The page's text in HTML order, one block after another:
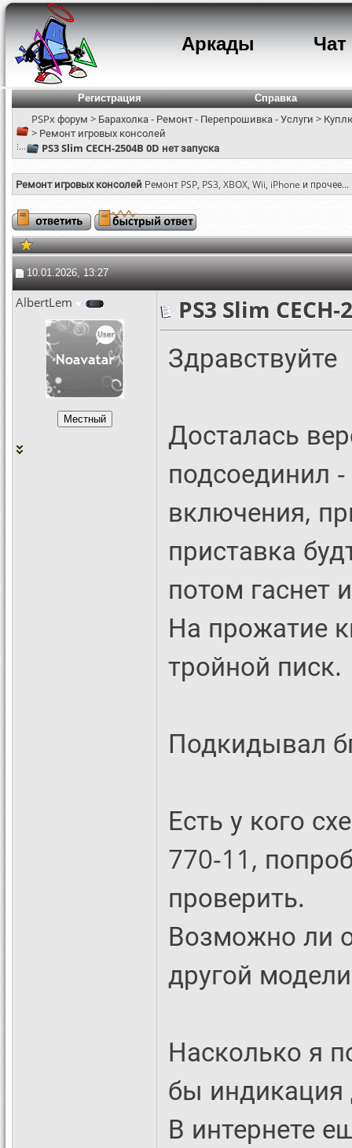
Аркады Чат
Регистрация Справка
PSPx форум > Барахолка - Ремонт - Перепрошивка - Услуги >
> Ремонт игровых консолей
PS3 Slim CECH-2504B 0D нет запуска
Ремонт игровых консолей Ремонт PSP, PS3, XBOX, Wii, iPhone и прочее...
10.01.2026, 13:27
AlbertLem PS3 Slim CECH-
Здравствуйте
Досталась
подсоединил
включения,
приставка
потом гаснет
На прожатие
тройной писк.
Подкидывал
Есть у кого
770-11,
проверить.
Возможно ли
другой
Насколько я
бы индикация
В интернете